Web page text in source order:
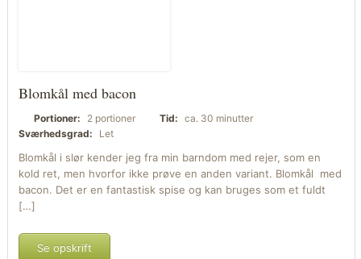
Blomkål med bacon
Portioner: 2 portioner Tid: ca. 30 minutter
Sværhedsgrad:
Let
Blomkål i slør kender jeg fra min barndom med rejer, som en
kold ret, men hvorfor ikke prøve en anden variant. Blomkål med
bacon. Det er en fantastisk spise og kan bruges som et fuldt
[…]
Se opskrift